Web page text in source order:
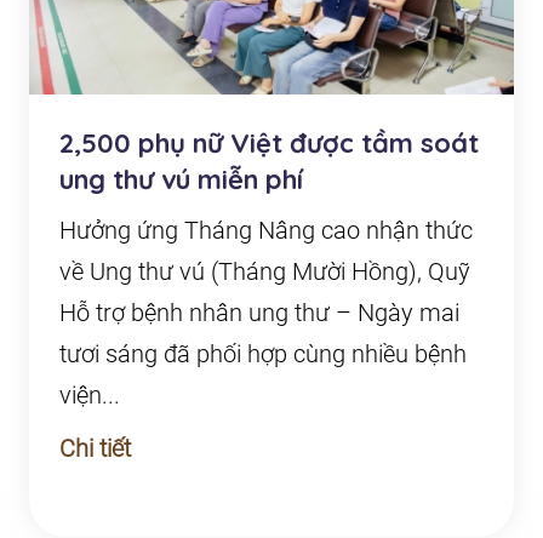
2,500 phụ nữ Việt được tầm soát
ung thư vú miễn phí
Hưởng ứng Tháng Nâng cao nhận thức
về Ung thư vú (Tháng Mười Hồng), Quỹ
Hỗ trợ bệnh nhân ung thư – Ngày mai
tươi sáng đã phối hợp cùng nhiều bệnh
viện...
Chi tiết